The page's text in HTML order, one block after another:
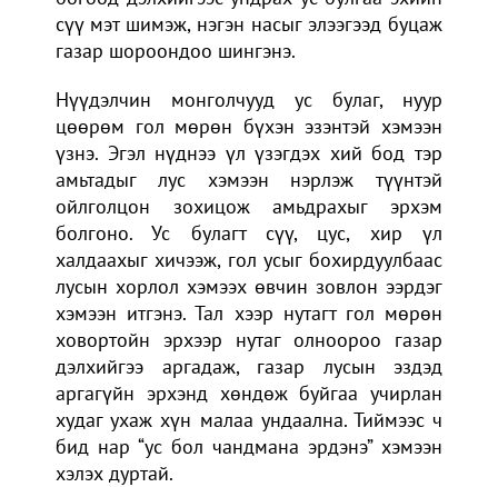
сүү мэт шимэж, нэгэн насыг элээгээд буцаж
газар шороондоо шингэнэ.
Нүүдэлчин монголчууд ус булаг, нуур
цөөрөм гол мөрөн бүхэн эзэнтэй хэмээн
үзнэ. Эгэл нүднээ үл үзэгдэх хий бод тэр
амьтадыг лус хэмээн нэрлэж түүнтэй
ойлголцон зохицож амьдрахыг эрхэм
болгоно. Ус булагт сүү, цус, хир үл
халдаахыг хичээж, гол усыг бохирдуулбаас
лусын хорлол хэмээх өвчин зовлон ээрдэг
хэмээн итгэнэ. Тал хээр нутагт гол мөрөн
ховортойн эрхээр нутаг олноороо газар
дэлхийгээ аргадаж, газар лусын эздэд
аргагүйн эрхэнд хөндөж буйгаа учирлан
худаг ухаж хүн малаа ундаална. Тиймээс ч
бид нар “ус бол чандмана эрдэнэ” хэмээн
хэлэх дуртай.